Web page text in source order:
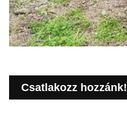
Csatlakozz hozzánk!